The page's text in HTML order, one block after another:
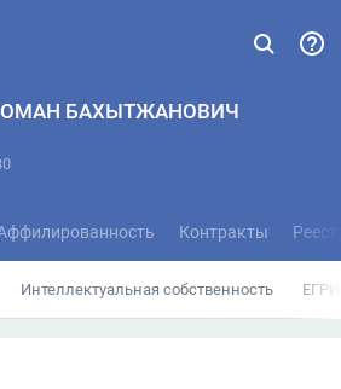
БАХЫТЖАНОВИЧ
Контракты
Интеллектуальная собственность